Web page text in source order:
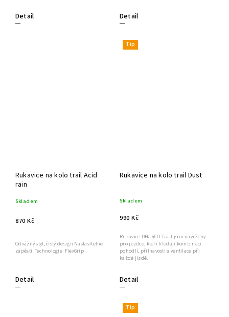
Detail Detail
Rukavice na kolo trail Acid
rain
Skladem
870 Kč
Detail
Odvážný styl, čistý design Nastavitelné
zápěstí Technologie FlexGrip
Tip
Rukavice na kolo trail Dust
Skladem
990 Kč
Detail
Rukavice DHaRCO Trail jsou navrženy
pro jezdce, kteří hledají kombinaci
pohodlí, přilnavosti a ventilace při
každé jízdě.
Tip